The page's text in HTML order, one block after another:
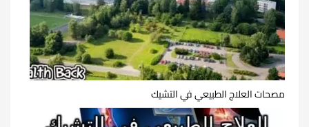
مصحات العلاج الطبيعي في التشيك